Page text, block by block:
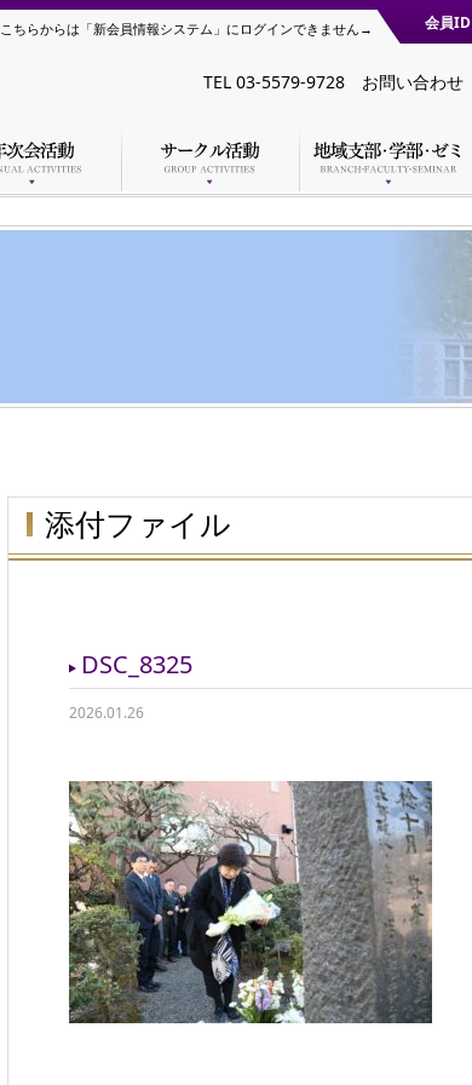
こちらからは「新会員情報システム」にログインできません→ 会員ID
TEL 03-5579-9728 お問い合わせ
添付ファイル
DSC_8325
2026.01.26